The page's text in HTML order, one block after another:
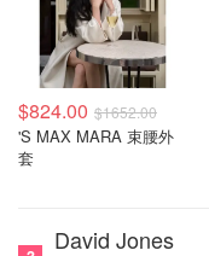
$824.00 $1652.00
'S MAX MARA 束腰外
套
David Jones